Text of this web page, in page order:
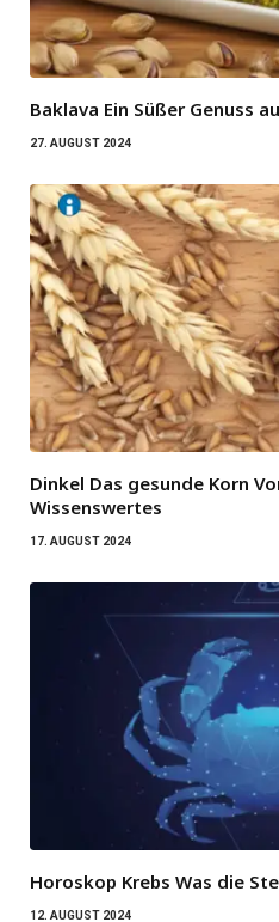
Baklava Ein Süßer Genuss
27. AUGUST 2024
Dinkel Das gesunde Korn
Wissenswertes
17. AUGUST 2024
Horoskop Krebs Was die
12. AUGUST 2024